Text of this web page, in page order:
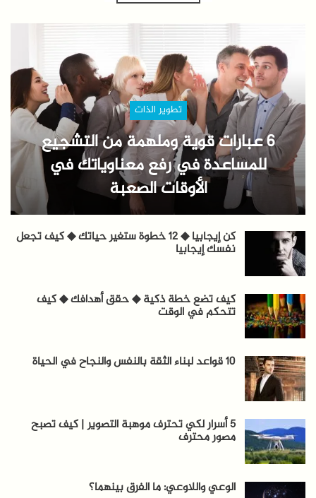
تطوير الذات
6 عبارات قوية وملهمة من التشجيع
للمساعدة في رفع معناوياتك في
الأوقات الصعبة
كن إيجابيا ◆ 12 خطوة ستغير حياتك ◆ كيف تجعل
نفسك إيجابيا
كيف تضع خطة ذكية ◆ حقق أهدافك ◆ كيف
تتحكم في الوقت
10 قواعد لبناء الثقة بالنفس والنجاح في الحياة
5 أسرار لكي تحترف موهبة التصوير | كيف تصبح
مصور محترف
الوعي واللاوعي: ما الفرق بينهما؟